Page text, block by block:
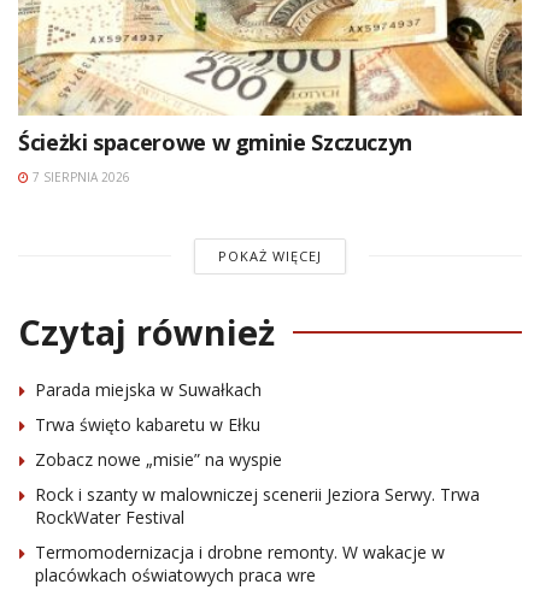
Ścieżki spacerowe w gminie Szczuczyn
7 SIERPNIA 2026
POKAŻ WIĘCEJ
Czytaj również
Parada miejska w Suwałkach
Trwa święto kabaretu w Ełku
Zobacz nowe „misie” na wyspie
Rock i szanty w malowniczej scenerii Jeziora Serwy. Trwa
RockWater Festival
Termomodernizacja i drobne remonty. W wakacje w
placówkach oświatowych praca wre